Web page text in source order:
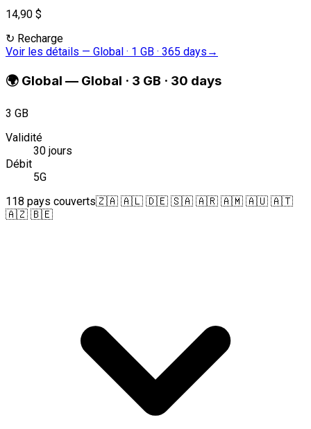
14,90 $
↻ Recharge
Voir les détails — Global · 1 GB · 365 days →
🌍 Global — Global · 3 GB · 30 days
3 GB
Validité
30 jours
Débit
5G
118 pays couverts🇿🇦 🇦🇱 🇩🇪 🇸🇦 🇦🇷 🇦🇲 🇦🇺 🇦🇹
🇦🇿 🇧🇪